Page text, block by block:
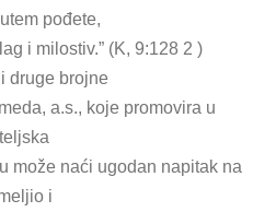
pođete,
i milostiv.” (K, 9:128 2 )
druge brojne
a.s., koje promovira u
može naći ugodan napitak na
i